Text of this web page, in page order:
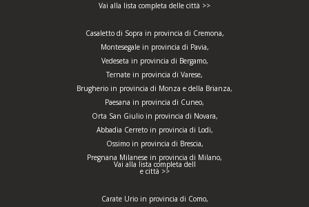
Vai alla lista completa delle città >>
Casaletto di Sopra in provincia di Cremona,
Montesegale in provincia di Pavia,
Vedeseta in provincia di Bergamo,
Ternate in provincia di Varese,
Brugherio in provincia di Monza e della Brianza,
Paesana in provincia di Cuneo,
Orta San Giulio in provincia di Novara,
Abbadia Cerreto in provincia di Lodi,
Ossimo in provincia di Brescia,
Pregnana Milanese in provincia di Milano,
Vai alla lista completa dell
e città >>
Carate Urio in provincia di Como,